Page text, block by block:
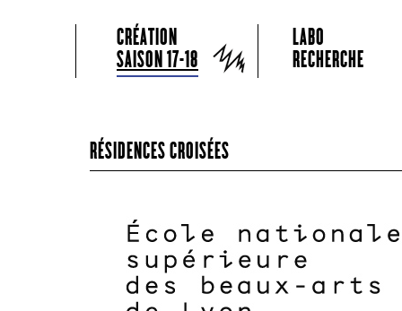
Grame
Menu principal
Aller au contenu principal
Aller au contenu secondaire
CRÉATION
SAISON 17-18
LABO
RECHERCHE
RÉSIDENCES CROISÉES